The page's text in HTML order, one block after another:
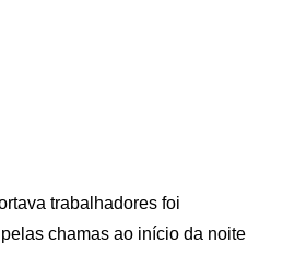
trabalhadores foi
chamas ao início da noite